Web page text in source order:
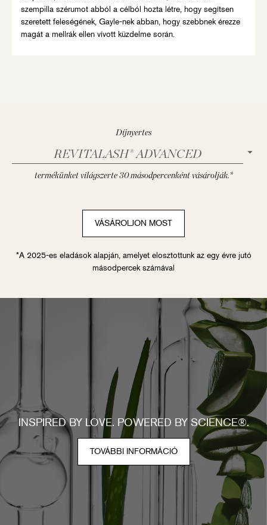
szempilla szérumot abból a célból hozta létre, hogy segítsen
szeretett feleségének, Gayle-nek abban, hogy szebbnek érezze
magát a mellrák ellen vívott küzdelme során.
Díjnyertes
REVITALASH® ADVANCED
termékünket világszerte 30 másodpercenként vásárolják.*
VÁSÁROLJON MOST
*A 2025-es eladások alapján, amelyet elosztottunk az egy évre jutó
másodpercek számával
INSPIRED BY LOVE. POWERED BY SCIENCE®.
INSPIRED BY LOVE. POWERED BY SCIENCE®.
TOVÁBBI INFORMÁCIÓ